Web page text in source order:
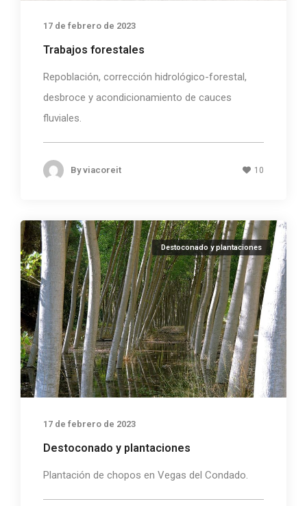
17 de febrero de 2023
Trabajos forestales
Repoblación, corrección hidrológico-forestal,
desbroce y acondicionamiento de cauces
fluviales.
Byviacoreit 10
Destoconado y plantaciones
17 de febrero de 2023
Destoconado y plantaciones
Plantación de chopos en Vegas del Condado.